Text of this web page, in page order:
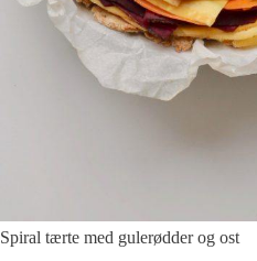
Spiral tærte med gulerødder og ost